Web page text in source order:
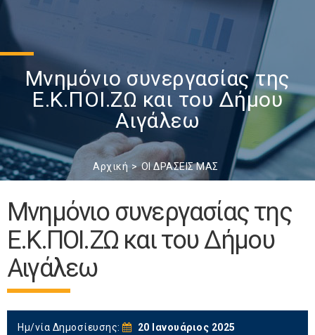
Μνημόνιο συνεργασίας της
Ε.Κ.ΠΟΙ.ΖΩ και του Δήμου
Αιγάλεω
Αρχική ΟΙ ΔΡΑΣΕΙΣ ΜΑΣ
Μνημόνιο συνεργασίας της
Ε.Κ.ΠΟΙ.ΖΩ και του Δήμου
Αιγάλεω
Ημ/νία Δημοσίευσης: 20 Ιανουάριος 2025